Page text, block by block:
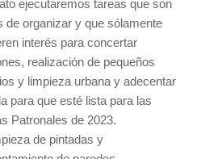
ejecutaremos tareas que son
de organizar y que sólamente
interés para concertar
realización de pequeños
y limpieza urbana y adecentar
para que esté lista para las
Patronales de 2023.
de pintadas y